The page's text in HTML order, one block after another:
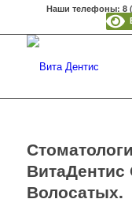
Наши телефоны: 8 (
Волосатых.